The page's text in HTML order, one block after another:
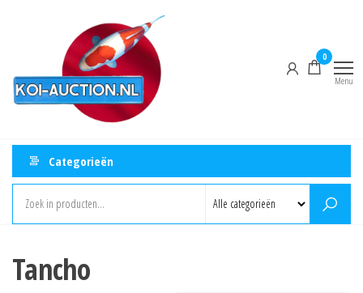
inhoud
0
Menu
Categorieën
Tancho